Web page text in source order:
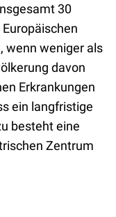
30
wenn weniger als
davon
Erkrankungen
ein langfristige
besteht eine
Zentrum